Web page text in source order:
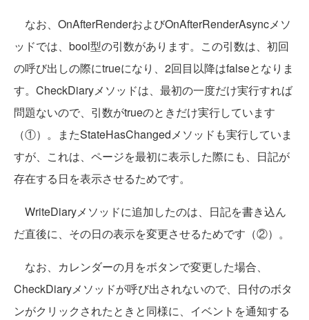
なお、OnAfterRenderおよびOnAfterRenderAsyncメソ
ッドでは、bool型の引数があります。この引数は、初回
の呼び出しの際にtrueになり、2回目以降はfalseとなりま
す。CheckDiaryメソッドは、最初の一度だけ実行すれば
問題ないので、引数がtrueのときだけ実行しています
（①）。またStateHasChangedメソッドも実行していま
すが、これは、ページを最初に表示した際にも、日記が
存在する日を表示させるためです。
WriteDiaryメソッドに追加したのは、日記を書き込ん
だ直後に、その日の表示を変更させるためです（②）。
なお、カレンダーの月をボタンで変更した場合、
CheckDiaryメソッドが呼び出されないので、日付のボタ
ンがクリックされたときと同様に、イベントを通知する